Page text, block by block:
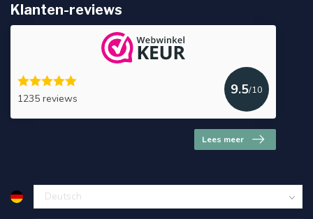
Klanten-reviews
1235 reviews
9.5/10
Lees meer